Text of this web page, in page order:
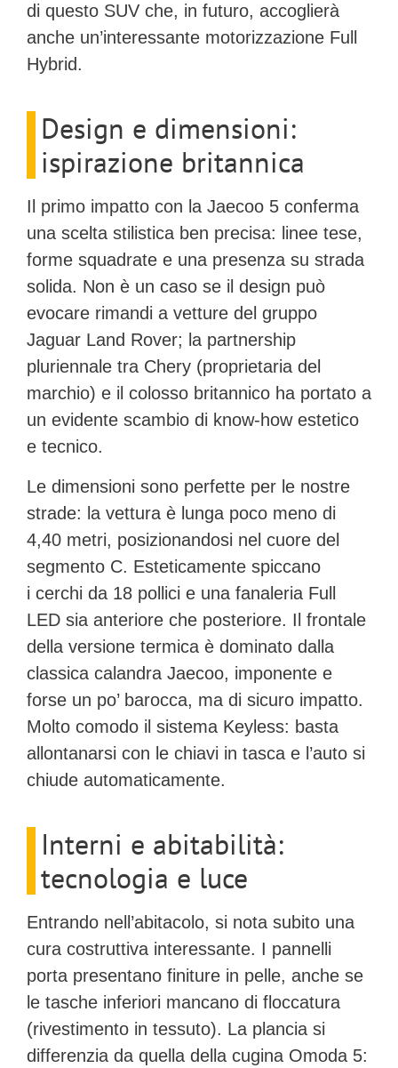
di questo SUV che, in futuro, accoglierà
anche un’interessante motorizzazione Full
Hybrid.
Design e dimensioni:
ispirazione britannica
Il primo impatto con la Jaecoo 5 conferma
una scelta stilistica ben precisa: linee tese,
forme squadrate e una presenza su strada
solida. Non è un caso se il design può
evocare rimandi a vetture del gruppo
Jaguar Land Rover; la partnership
pluriennale tra Chery (proprietaria del
marchio) e il colosso britannico ha portato a
un evidente scambio di know-how estetico
e tecnico.
Le dimensioni sono perfette per le nostre
strade: la vettura è lunga poco meno di
4,40 metri, posizionandosi nel cuore del
segmento C. Esteticamente spiccano
i cerchi da 18 pollici e una fanaleria Full
LED sia anteriore che posteriore. Il frontale
della versione termica è dominato dalla
classica calandra Jaecoo, imponente e
forse un po’ barocca, ma di sicuro impatto.
Molto comodo il sistema Keyless: basta
allontanarsi con le chiavi in tasca e l’auto si
chiude automaticamente.
Interni e abitabilità:
tecnologia e luce
Entrando nell’abitacolo, si nota subito una
cura costruttiva interessante. I pannelli
porta presentano finiture in pelle, anche se
le tasche inferiori mancano di floccatura
(rivestimento in tessuto). La plancia si
differenzia da quella della cugina Omoda 5: